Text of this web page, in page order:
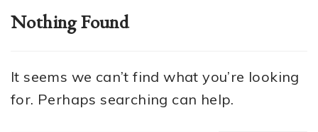
Nothing Found
It seems we can’t find what you’re looking
for. Perhaps searching can help.